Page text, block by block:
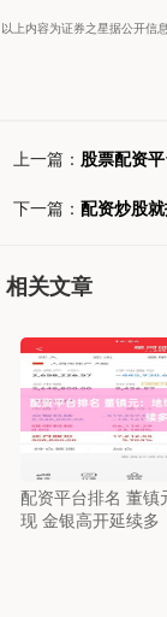
以上内容为证券之星据公开信
上一篇： 股票配资
下一篇： 配资炒股
相关文章
配资平台排名 董镇
现 金银高开延续多